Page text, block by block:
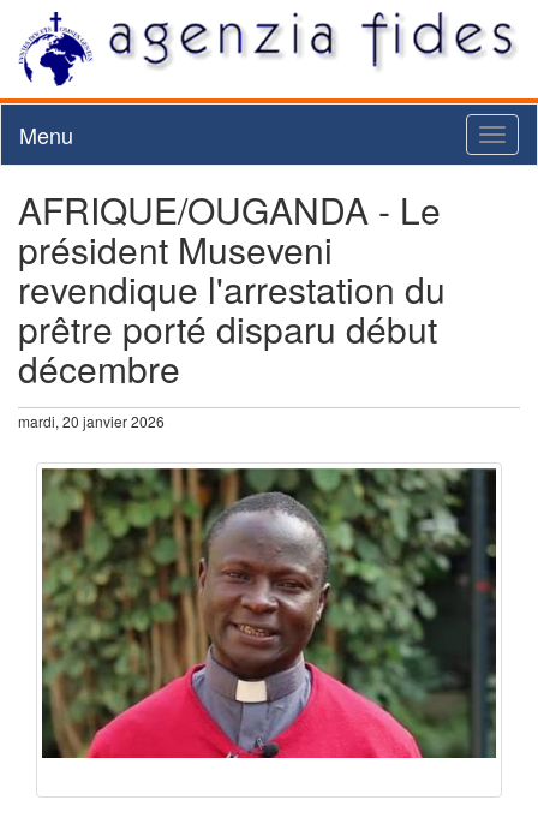
Menu
AFRIQUE/OUGANDA - Le
président Museveni
revendique l'arrestation du
prêtre porté disparu début
décembre
mardi, 20 janvier 2026